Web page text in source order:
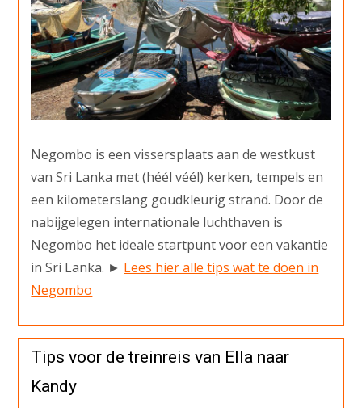
Negombo is een vissersplaats aan de westkust
van Sri Lanka met (héél véél) kerken, tempels en
een kilometerslang goudkleurig strand. Door de
nabijgelegen internationale luchthaven is
Negombo het ideale startpunt voor een vakantie
in Sri Lanka. ► Lees hier alle tips wat te doen in
Negombo
Tips voor de treinreis van Ella naar
Kandy